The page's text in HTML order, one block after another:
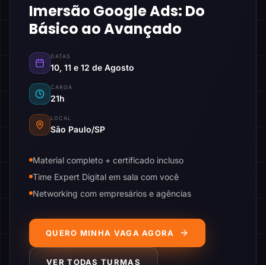
Imersão Google Ads: Do
Básico ao Avançado
DATAS
10, 11 e 12 de Agosto
CARGA
21h
LOCAL
São Paulo/SP
Material completo + certificado incluso
Time Expert Digital em sala com você
Networking com empresários e agências
QUERO MINHA VAGA AGORA
VER TODAS TURMAS